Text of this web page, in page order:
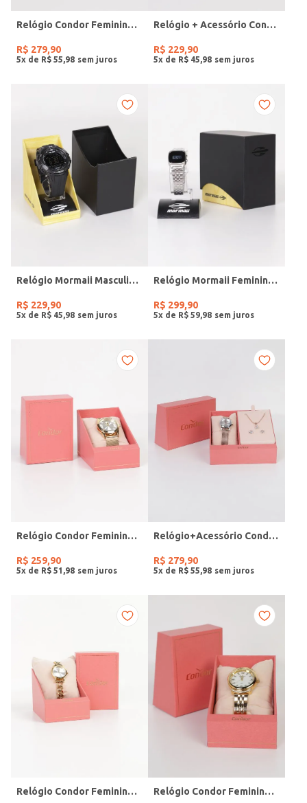
Relógio Condor Feminino DOURADO
R$ 279,90
5x de R$ 55 98
Relógio + Acessório Condor Feminino PRATA
R$ 229,90
5x de R$ 45 98
Relógio Mormaii Masculino PRETO
R$ 229,90
5x de R$ 45 98
Relógio Mormaii Feminino PRATA
R$ 299,90
5x de R$ 59 98
Relógio Condor Feminino DOURADO
R$ 259,90
5x de R$ 51 98
Relógio+Acessório Condor Feminino ROSE
R$ 279,90
5x de R$ 55 98
Relógio Condor Feminino DOURADO Relógio Condor Feminino DOURADO